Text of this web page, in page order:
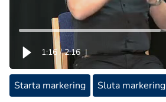
1:16 / 2:16 |
Starta markering Sluta markering